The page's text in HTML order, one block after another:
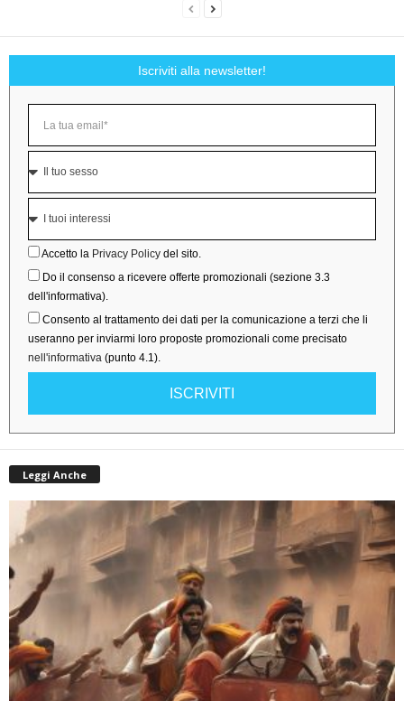
Iscriviti alla newsletter!
Accetto la Privacy Policy del sito.
Do il consenso a ricevere offerte promozionali (sezione 3.3
dell'informativa).
Consento al trattamento dei dati per la comunicazione a terzi che li
useranno per inviarmi loro proposte promozionali come precisato
nell'informativa (punto 4.1).
ISCRIVITI
Leggi Anche